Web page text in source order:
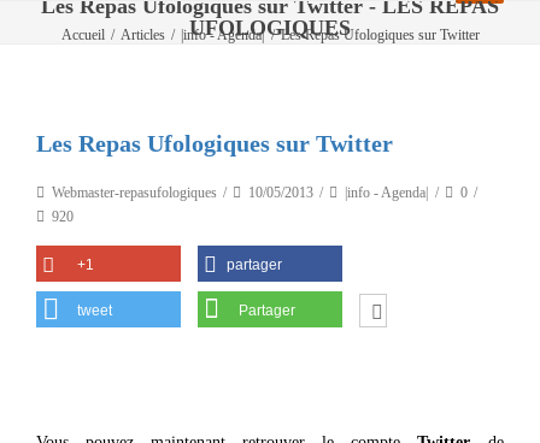
Les Repas Ufologiques sur Twitter - LES REPAS
UFOLOGIQUES
Accueil / Articles / |info - Agenda| / Les Repas Ufologiques sur Twitter
Les Repas Ufologiques sur Twitter
Webmaster-repasufologiques 10/05/2013 |info - Agenda|
0
920
+1 partager
tweet Partager